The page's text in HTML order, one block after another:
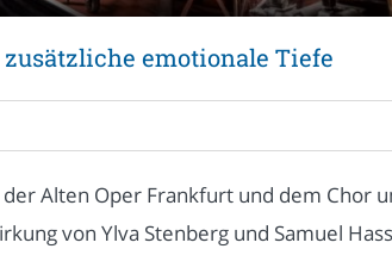
emotionale Tiefe
Alten Oper Frankfurt und dem Chor
von Ylva Stenberg und Samuel